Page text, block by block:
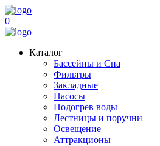
0
Каталог
Бассейны и Спа
Фильтры
Закладные
Насосы
Подогрев воды
Лестницы и поручни
Освещение
Аттракционы